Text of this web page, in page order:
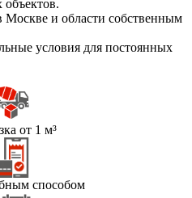
Москве и области собственным
условия для постоянных
от 1 м³
способом